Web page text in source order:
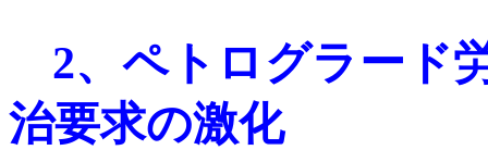
2、 ペトログラード
治要求の激化